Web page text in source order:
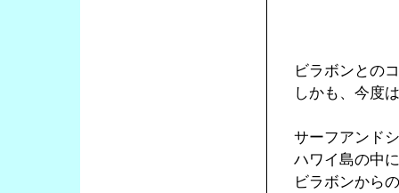
ビラボンとの
しかも、今度
サーフアンド
ハワイ島の中
ビラボンから